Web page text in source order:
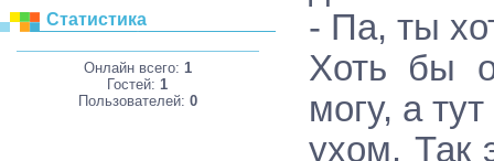
Статистика
Онлайн всего: 1
Гостей: 1
Пользователей: 0
- Па, ты
Хоть бы
могу, а
ухом. Так